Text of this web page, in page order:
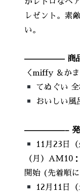
レゼント。素
い。
————— 商
＜miffy ＆か
てぬぐい
おいしい風
—————–
11月23日
（月）AM10
開始 (先着順
12月11日